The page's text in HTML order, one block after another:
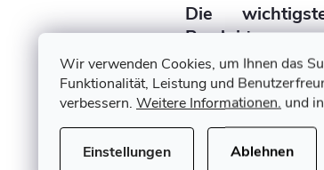
Wir verwenden Cookies, um Ihnen das
Funktionalität, Leistung und
verbessern. Weitere Informationen. und in
Einstellungen Ablehnen
Die
Produkts
✅
✅ Bis zu 25 mm
✅
✅ Gummierter